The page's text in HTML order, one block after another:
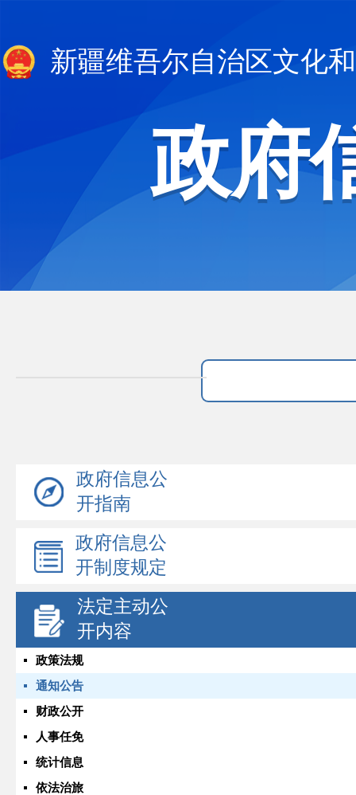
新疆维吾尔自治区文化
政府
政府信息公
开指南
政府信息公
开制度规定
法定主动公
开内容
政策法规
通知公告
财政公开
人事任免
统计信息
依法治旅